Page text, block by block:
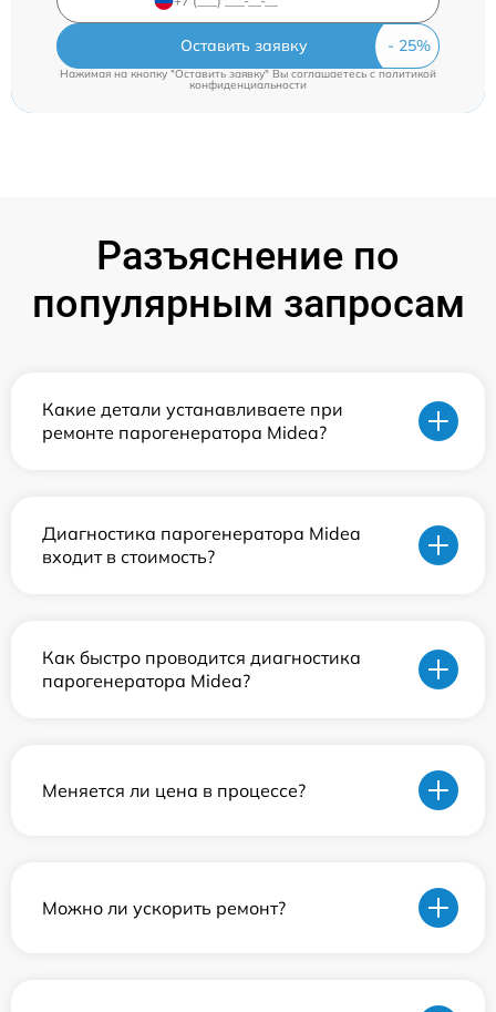
Оставить заявку
Нажимая на кнопку "Оставить заявку" Вы соглашаетесь c политикой
конфиденциальности
Разъяснение по
популярным запросам
Какие детали устанавливаете при
ремонте парогенератора Midea?
Диагностика парогенератора Midea
входит в стоимость?
Как быстро проводится диагностика
парогенератора Midea?
Меняется ли цена в процессе?
Можно ли ускорить ремонт?